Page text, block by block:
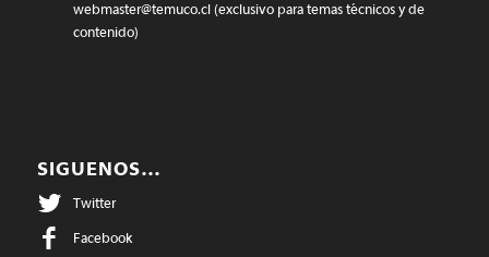
webmaster@temuco.cl(exclusivo para temas técnicos y de
contenido)
SIGUENOS…
Twitter
Facebook